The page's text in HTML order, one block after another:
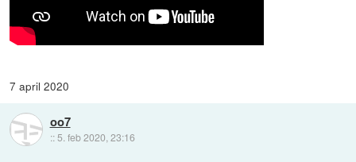
7 april 2020
oo7
:: 5. feb 2020, 23:16